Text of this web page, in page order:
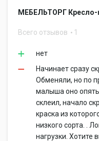
МЕБЕЛЬТОРГ Кресло-
Всего отзывов 1
нет
Начинает сразу
Обменяли, но по
малыша оно опять
склеил, начало
краска из
низкого сорта. .
нагрузки. Хотите